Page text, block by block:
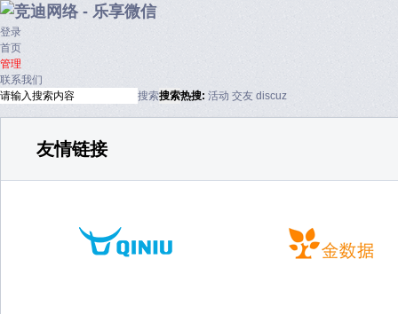
登录
首页
管理
联系我们
搜索搜索热搜: 活动 交友 discuz
友情链接